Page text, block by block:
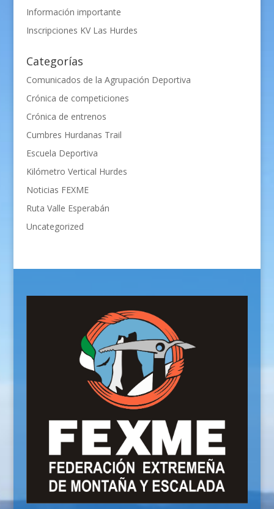
Información importante
Inscripciones KV Las Hurdes
Categorías
Comunicados de la Agrupación Deportiva
Crónica de competiciones
Crónica de entrenos
Cumbres Hurdanas Trail
Escuela Deportiva
Kilómetro Vertical Hurdes
Noticias FEXME
Ruta Valle Esperabán
Uncategorized